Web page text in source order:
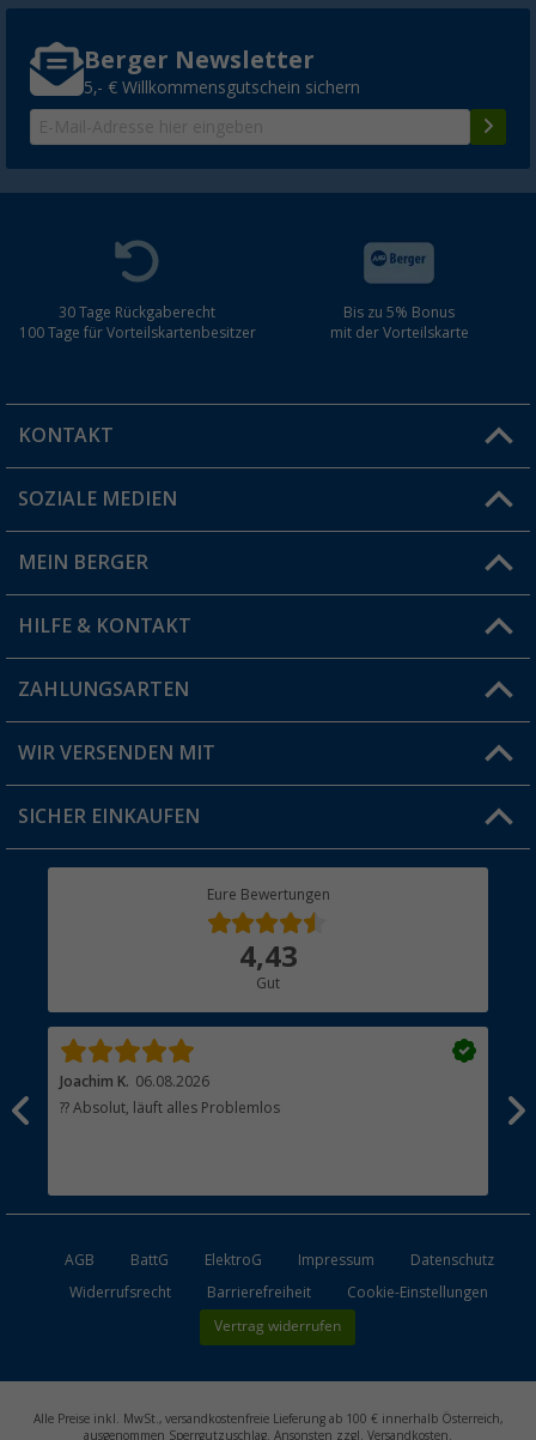
Berger Newsletter
5,- € Willkommensgutschein sichern
30 Tage Rückgaberecht
100 Tage für Vorteilskartenbesitzer
Bis zu 5% Bonus
mit der Vorteilskarte
KONTAKT
Du hast eine Frage?
Filiale finden
SOZIALE MEDIEN
MEIN BERGER
Vorteilskarte
Blog
Jobs & Karriere
HILFE & KONTAKT
FAQ & Kontakt
Versandinformationen
Rücksendung
ZAHLUNGSARTEN
WIR VERSENDEN MIT
SICHER EINKAUFEN
Eure Bewertungen
4,43
Gut
Joachim K. 06.08.2026
?? Absolut, läuft alles Problemlos
AGB BattG ElektroG Impressum
Datenschutz
Widerrufsrecht
Barrierefreiheit Cookie-Einstellungen
Vertrag widerrufen
Alle Preise inkl. MwSt., versandkostenfreie Lieferung ab 100 € innerhalb Österreich,
ausgenommen Sperrgutzuschlag. Ansonsten zzgl. Versandkosten.